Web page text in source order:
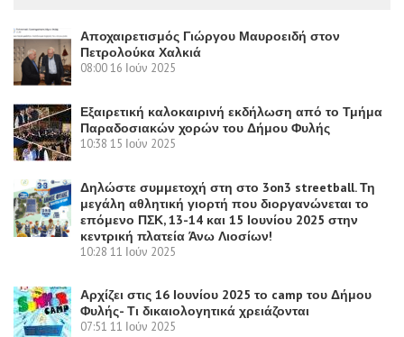
Αποχαιρετισμός Γιώργου Μαυροειδή στον
Πετρολούκα Χαλκιά
08:0016 Ιούν 2025
Εξαιρετική καλοκαιρινή εκδήλωση από το Τμήμα
Παραδοσιακών χορών του Δήμου Φυλής
10:38 15 Ιούν 2025
Δηλώστε συμμετοχή στη στο 3on3 streetball. Τη
μεγάλη αθλητική γιορτή που διοργανώνεται το
επόμενο ΠΣΚ, 13-14 και 15 Ιουνίου 2025 στην
κεντρική πλατεία Άνω Λιοσίων!
10:28 11 Ιούν 2025
Αρχίζει στις 16 Ιουνίου 2025 το camp του Δήμου
Φυλής- Τι δικαιολογητικά χρειάζονται
07:51 11 Ιούν 2025